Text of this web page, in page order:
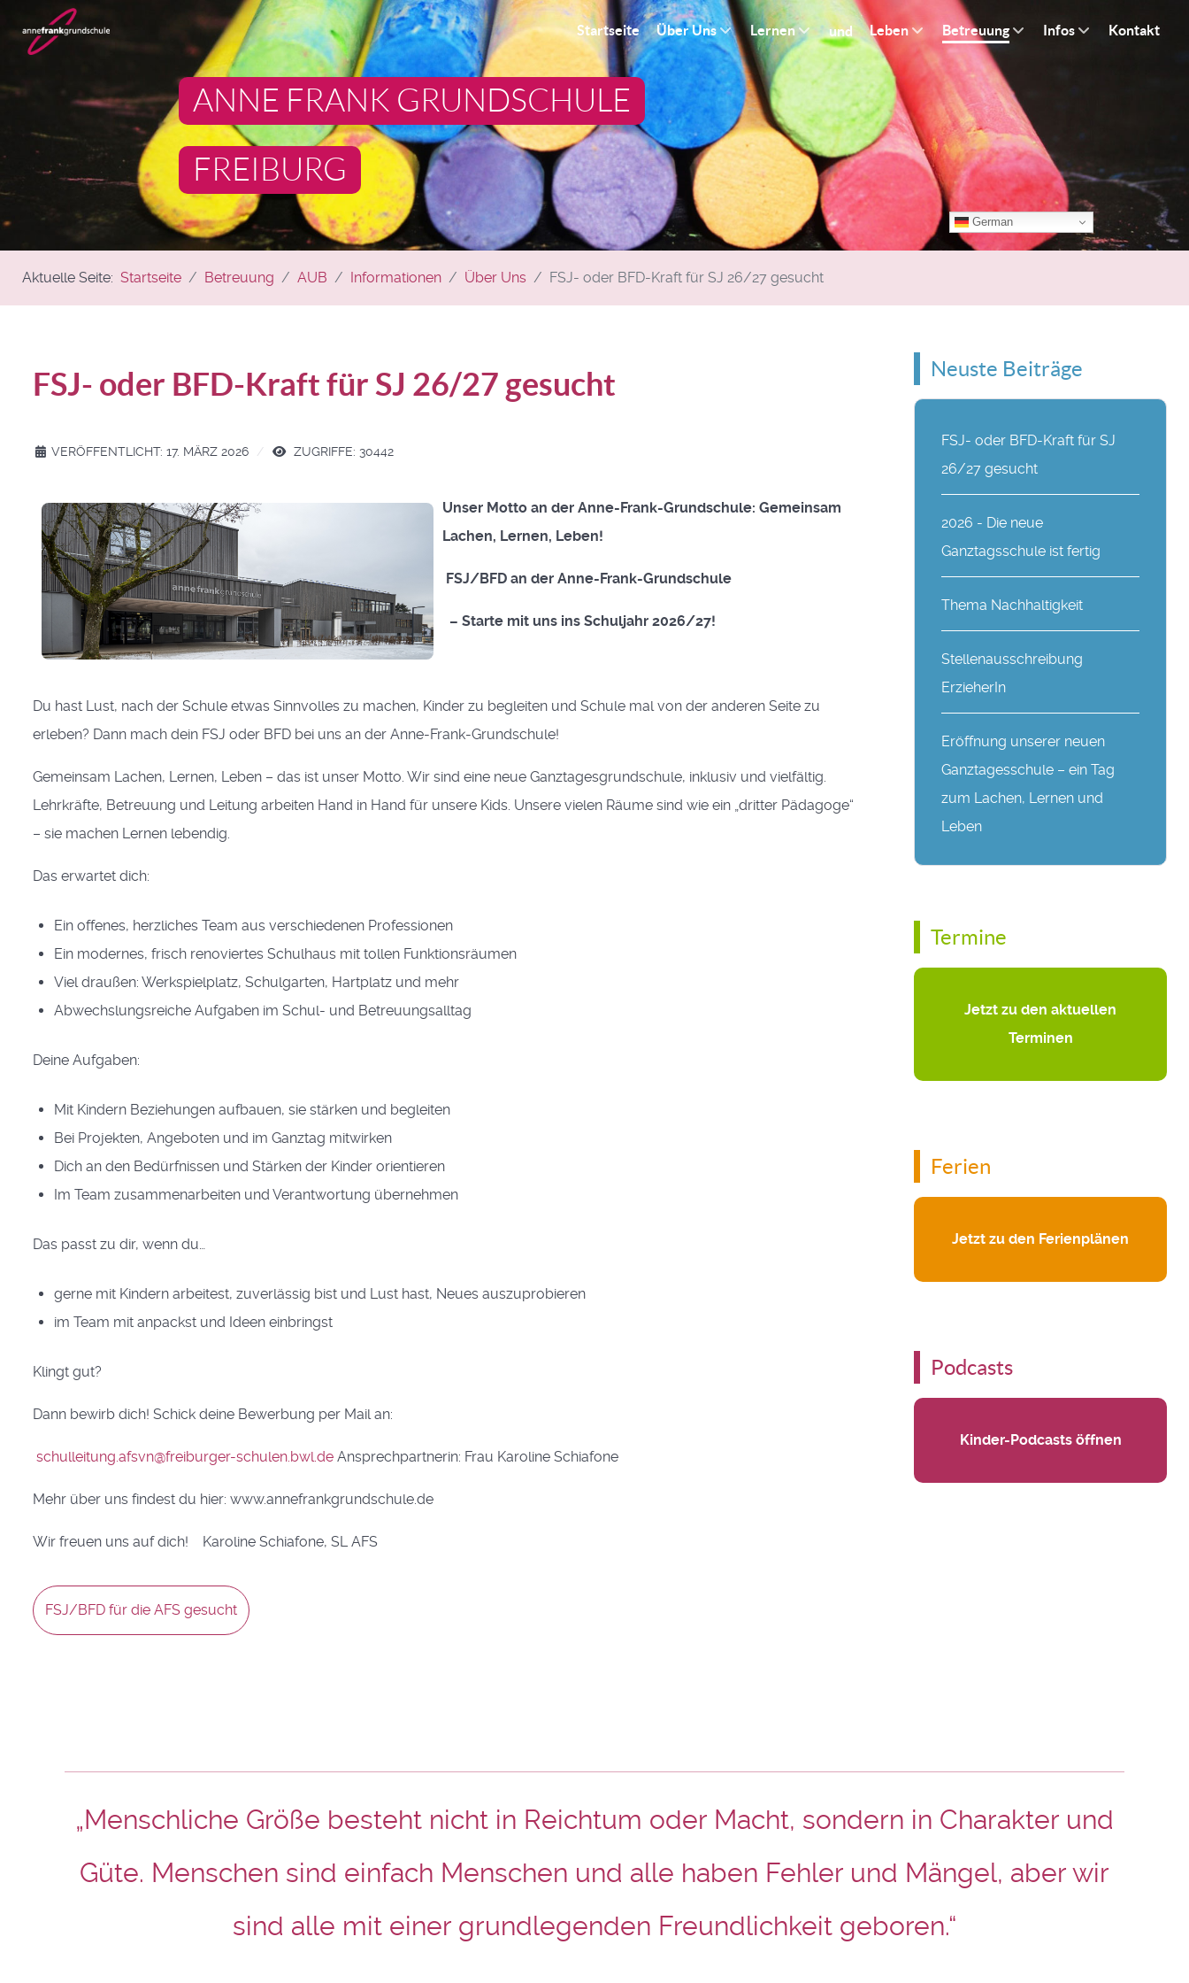
Startseite Über Uns Lernen und Leben Betreuung Infos Kontakt
ANNE FRANK GRUNDSCHULE
FREIBURG
German
Aktuelle Seite: Startseite Betreuung AUB Informationen Über Uns FSJ- oder BFD-Kraft für SJ 26/27 gesucht
FSJ- oder BFD-Kraft für SJ 26/27 gesucht
VERÖFFENTLICHT: 17. MÄRZ 2026 ZUGRIFFE: 30442
Unser Motto an der Anne-Frank-Grundschule: Gemeinsam
Lachen, Lernen, Leben!
FSJ/BFD an der Anne-Frank-Grundschule
– Starte mit uns ins Schuljahr 2026/27!
Du hast Lust, nach der Schule etwas Sinnvolles zu machen, Kinder zu begleiten und Schule mal von der anderen Seite zu
erleben? Dann mach dein FSJ oder BFD bei uns an der Anne-Frank-Grundschule!
Gemeinsam Lachen, Lernen, Leben – das ist unser Motto. Wir sind eine neue Ganztagesgrundschule, inklusiv und vielfältig.
Lehrkräfte, Betreuung und Leitung arbeiten Hand in Hand für unsere Kids. Unsere vielen Räume sind wie ein „dritter Pädagoge“
– sie machen Lernen lebendig.
Das erwartet dich:
Ein offenes, herzliches Team aus verschiedenen Professionen
Ein modernes, frisch renoviertes Schulhaus mit tollen Funktionsräumen
Viel draußen: Werkspielplatz, Schulgarten, Hartplatz und mehr
Abwechslungsreiche Aufgaben im Schul- und Betreuungsalltag
Deine Aufgaben:
Mit Kindern Beziehungen aufbauen, sie stärken und begleiten
Bei Projekten, Angeboten und im Ganztag mitwirken
Dich an den Bedürfnissen und Stärken der Kinder orientieren
Im Team zusammenarbeiten und Verantwortung übernehmen
Das passt zu dir, wenn du…
gerne mit Kindern arbeitest, zuverlässig bist und Lust hast, Neues auszuprobieren
im Team mit anpackst und Ideen einbringst
Klingt gut?
Dann bewirb dich! Schick deine Bewerbung per Mail an:
schulleitung.afsvn@freiburger-schulen.bwl.de Ansprechpartnerin: Frau Karoline Schiafone
Mehr über uns findest du hier: www.annefrankgrundschule.de
Wir freuen uns auf dich! Karoline Schiafone, SL AFS
FSJ/BFD für die AFS gesucht
Neuste Beiträge
FSJ- oder BFD-Kraft für SJ
26/27 gesucht
2026 - Die neue
Ganztagsschule ist fertig
Thema Nachhaltigkeit
Stellenausschreibung
ErzieherIn
Eröffnung unserer neuen
Ganztagesschule – ein Tag
zum Lachen, Lernen und
Leben
Termine
Jetzt zu den aktuellen
Terminen
Ferien
Jetzt zu den Ferienplänen
Podcasts
Kinder-Podcasts öffnen
„Menschliche Größe besteht nicht in Reichtum oder Macht, sondern in Charakter und
Güte. Menschen sind einfach Menschen und alle haben Fehler und Mängel, aber wir
sind alle mit einer grundlegenden Freundlichkeit geboren.“